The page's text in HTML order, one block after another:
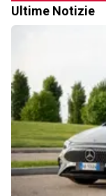
Ultime Notizie